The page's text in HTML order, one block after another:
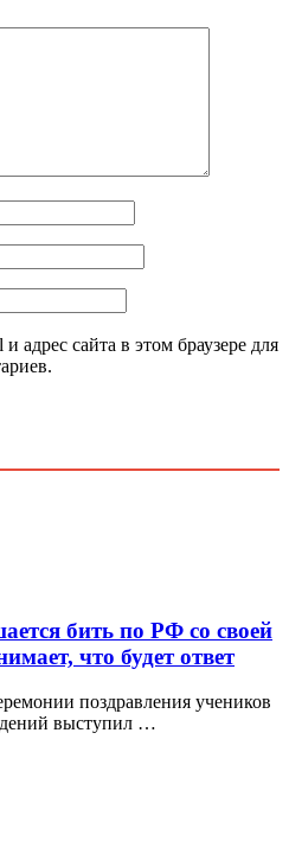
адрес сайта в этом браузере для
бить по РФ со своей
что будет ответ
поздравления учеников
выступил …